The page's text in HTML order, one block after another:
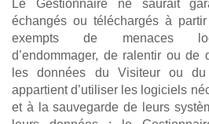
Le Gestionnaire ne saurait
échangés ou téléchargés à
exempts de menaces
d’endommager, de ralentir ou de
les données du Visiteur ou
appartient d’utiliser les logiciels
et à la sauvegarde de leurs